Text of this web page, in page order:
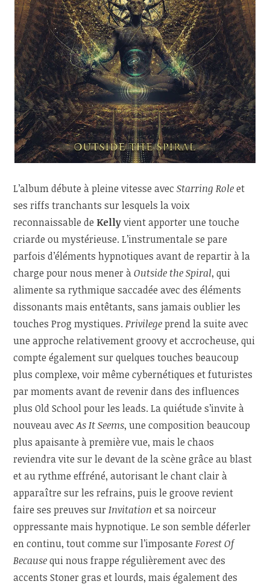
L’album débute à pleine vitesse avecStarring Roleet
ses riffs tranchants sur lesquels la voix
reconnaissable de Kellyvient apporter une touche
criarde ou mystérieuse. L’instrumentale se pare
parfois d’éléments hypnotiques avant de repartir à la
charge pour nous mener àOutside the Spiral, qui
alimente sa rythmique saccadée avec des éléments
dissonants mais entêtants, sans jamais oublier les
touches Prog mystiques.Privilegeprend la suite avec
une approche relativement groovy et accrocheuse, qui
compte également sur quelques touches beaucoup
plus complexe, voir même cybernétiques et futuristes
par moments avant de revenir dans des influences
plus Old School pour les leads. La quiétude s’invite à
nouveau avecAs It Seems, une composition beaucoup
plus apaisante à première vue, mais le chaos
reviendra vite sur le devant de la scène grâce au blast
et au rythme effréné, autorisant le chant clair à
apparaître sur les refrains, puis le groove revient
faire ses preuves surInvitation et sa noirceur
oppressante mais hypnotique. Le son semble déferler
en continu, tout comme sur l’imposanteForest Of
Becausequi nous frappe régulièrement avec des
accents Stoner gras et lourds, mais également des